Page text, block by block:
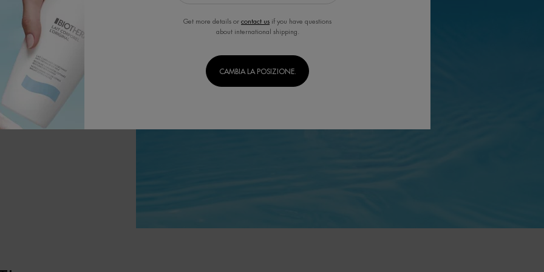
di
Get more details or contact us if you have questions
about international shipping.
CAMBIA LA POSIZIONE.